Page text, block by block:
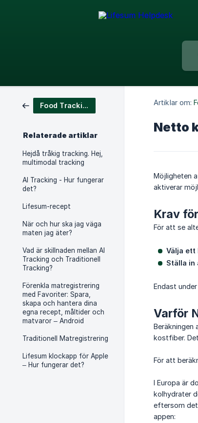
Food Tracking
Relaterade artiklar
Hejdå tråkig tracking. Hej,
multimodal tracking
AI Tracking - Hur fungerar
det?
Lifesum-recept
När och hur ska jag väga
maten jag äter?
Vad är skillnaden mellan AI
Tracking och Traditionell
Tracking?
Förenkla matregistrering
med Favoriter: Spara,
skapa och hantera dina
egna recept, måltider och
matvaror – Android
Traditionell Matregistrering
Lifesum klockapp för Apple
– Hur fungerar det?
Artiklar om:
Netto
Möjligheten
aktiverar
Krav
För att se
Välja ett
Ställa in
Endast
Varför
Beräkningen
kostfiber.
För att
I Europa är
kolhydrater
eftersom det
appen: